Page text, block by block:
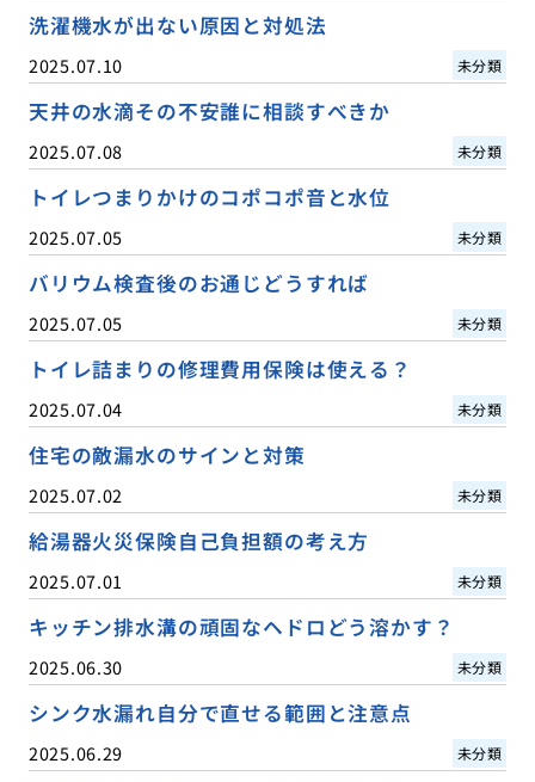
洗濯機水が出ない原因と対処法
2025.07.10 未分類
天井の水滴その不安誰に相談すべきか
2025.07.08 未分類
トイレつまりかけのコポコポ音と水位
2025.07.05 未分類
バリウム検査後のお通じどうすれば
2025.07.05 未分類
トイレ詰まりの修理費用保険は使える？
2025.07.04 未分類
住宅の敵漏水のサインと対策
2025.07.02 未分類
給湯器火災保険自己負担額の考え方
2025.07.01 未分類
キッチン排水溝の頑固なヘドロどう溶かす？
2025.06.30 未分類
シンク水漏れ自分で直せる範囲と注意点
2025.06.29 未分類